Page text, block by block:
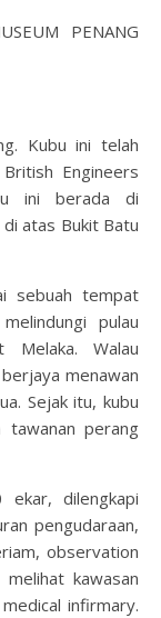
PENANG
Kubu ini telah
Engineers
ini berada di
atas Bukit Batu
sebuah tempat
pulau
Melaka. Walau
menawan
Sejak itu, kubu
perang
dilengkapi
pengudaraan,
observation
kawasan
infirmary.